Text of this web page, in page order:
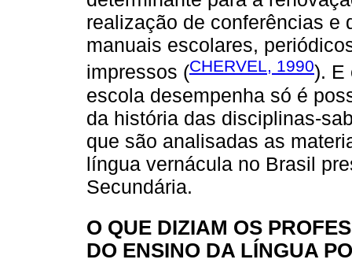
realização de conferências e
manuais escolares,
impressos (CHERVEL, 1990). E
escola desempenha só é
da história das disciplinas-
que são analisadas as
língua vernácula no Brasil
Secundária.
O QUE DIZIAM OS
DO ENSINO DA LÍNGUA